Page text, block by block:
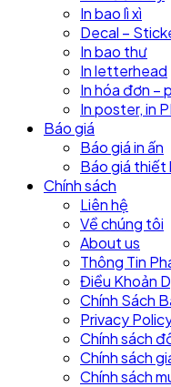
In bao lì xì
Decal –
In bao thư
In letterhead
In hóa đơn –
In poster, in
Báo giá
Báo giá in ấn
Báo giá thiết
Chính sách
Liên hệ
Về chúng tôi
About us
Thông Tin
Điều Khoản
Chính Sách
Privacy
Chính sách
Chính sách
Chính sách